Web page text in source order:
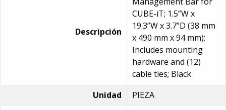
Descripción
CUBE-iT; 1.5”W x
19.3”W x 3.7”D (38 mm
x 490 mm x 94 mm);
Includes mounting
hardware and (12)
cable ties; Black
Unidad
PIEZA